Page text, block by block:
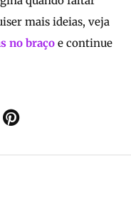
mais ideias, veja
no braço e continue